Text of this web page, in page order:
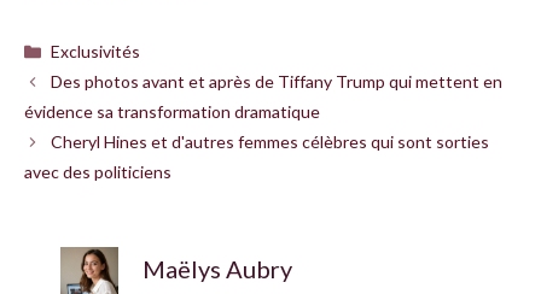
Catégories
Exclusivités
Des photos avant et après de Tiffany Trump qui mettent en
évidence sa transformation dramatique
Cheryl Hines et d'autres femmes célèbres qui sont sorties
avec des politiciens
Maëlys Aubry